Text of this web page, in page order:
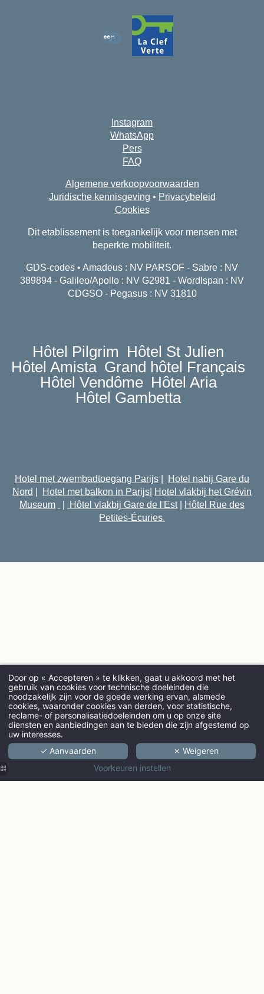
Instagram
WhatsApp
Pers
FAQ
Algemene verkoopvoorwaarden
Juridische kennisgeving • Privacybeleid
Cookies
Dit etablissement is toegankelijk voor mensen met
beperkte mobiliteit.
GDS-codes • Amadeus : NV PARSOF - Sabre : NV
389894 - Galileo/Apollo : NV G2981 - Wordlspan : NV
CDGSO - Pegasus : NV 31810
Hôtel Pilgrim
Hôtel St Julien
Hôtel Amista Grand hôtel Français
Hôtel Vendôme Hôtel Aria
Hôtel Gambetta
Hotel met zwembadtoegang Parijs
Hotel nabij Gare du
Nord
Hotel met balkon in Parijs Hotel vlakbij het Grévin
Museum
Hôtel vlakbij Gare de l'Est|
Hôtel Rue des
Petites-Écuries
AANKOMST
VOLWASSENEN
Door op « Accepteren » te klikken, gaat u akkoord met het
gebruik van cookies voor technische doeleinden die
noodzakelijk zijn voor de goede werking ervan, alsmede
cookies, waaronder cookies van derden, voor statistische,
reclame- of personalisatiedoeleinden om u op onze site
diensten en aanbiedingen aan te bieden die zijn afgestemd op
uw interesses.
✓ Aanvaarden
✗ Weigeren
Voorkeuren instellen